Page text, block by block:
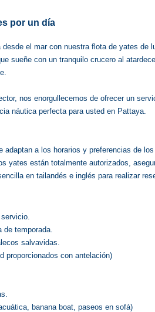
por un día
el mar con nuestra flota de yates de
sueñe con un tranquilo crucero al
nos enorgullecemos de ofrecer un
náutica perfecta para usted en Pattaya.
adaptan a los horarios y preferencias de
yates están totalmente autorizados,
en tailandés e inglés para realizar
de temporada.
salvavidas.
proporcionados con antelación)
banana boat, paseos en sofá)